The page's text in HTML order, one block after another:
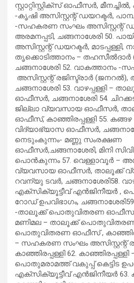
സ്റ്റാറ്റിസ്റ്റിക്‌സ് ഓഫീസര്‍, മീനച്ചില്‍,
-കൃഷി അസിസ്റ്റന്റ് ഡയറക്ടര്‍,
-സഹകരണ സംഘം അസിസ്റ്റന്റ്
അരമനപ്പടി, ചങ്ങനാശേരി 50.
അസിസ്റ്റന്റ് ഡയറക്ടര്‍, മാടപ്പള്ളി,
തൃക്കൊടിത്താനം –
ചങ്ങനാശേരി 52. വാകത്താനം
അസിസ്റ്റന്റ് രജിസ്ട്രാര്‍ (ജനറല്‍),
ചങ്ങനാശേരി 53. വാഴപ്പള്ളി –
ഓഫീസര്‍, ചങ്ങനാശേരി 54.
ജില്ലാ വ്യവസായ ഓഫീസര്‍,
ഓഫീസ്, കാഞ്ഞിരപ്പള്ളി 55. കങ്ങഴ
വിദ്യാഭ്യാസ ഓഫീസര്‍,
നെടുംകുന്നം- മണ്ണു സംരക്ഷണ
ഓഫീസര്‍,ചങ്ങനാശേരി, മിനി
പൊന്‍കുന്നം 57. വെള്ളാവൂര്‍ –
വ്യവസായ ഓഫീസര്‍, താലൂക്ക്
റവന്യു ടവര്‍, ചങ്ങനാശേരി58.
എക്സിക്യൂട്ടീവ് എന്‍ജിനീയര്‍ ,
റോഡ് ഉപവിഭാഗം,
-താലൂക്ക് പൊതുവിതരണ ഓഫീസര്‍,
മണിമല – താലൂക്ക്
പൊതുവിതരണ ഓഫീസ് ,
– സഹകരണ സംഘം അസിസ്റ്റന്റ്
കാഞ്ഞിരപ്പള്ളി 62. കാഞ്ഞിരപ്പള്ളി
പൊതുമരാമത്ത് വകുപ്പ് കെട്ടിട
എക്സിക്യൂട്ടീവ് എന്‍ജിനീയര്‍ 63.